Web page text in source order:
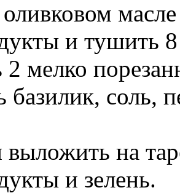
и тушить
2 мелко
базилик, соль,
выложить на
и зелень.